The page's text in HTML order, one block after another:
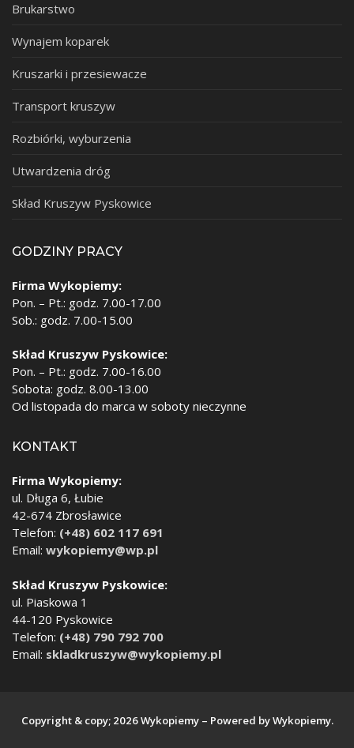
Brukarstwo
Wynajem koparek
Kruszarki i przesiewacze
Transport kruszyw
Rozbiórki, wyburzenia
Utwardzenia dróg
Skład Kruszyw Pyskowice
GODZINY PRACY
Firma Wykopiemy:
Pon. – Pt.: godz. 7.00-17.00
Sob.: godz. 7.00-15.00
Skład Kruszyw Pyskowice:
Pon. – Pt.: godz. 7.00-16.00
Sobota: godz. 8.00-13.00
Od listopada do marca w soboty nieczynne
KONTAKT
Firma Wykopiemy:
ul. Długa 6, Łubie
42-674 Zbrosławice
Telefon: (+48) 602 117 691
Email: wykopiemy@wp.pl
Skład Kruszyw Pyskowice:
ul. Piaskowa 1
44-120 Pyskowice
Telefon: (+48) 790 792 700
Email: skladkruszyw@wykopiemy.pl
Copyright & copy; 2026 Wykopiemy – Powered by Wykopiemy.